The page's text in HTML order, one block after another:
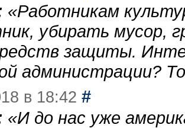
«Работникам
убирать мусор,
защиты.
администрации?
в 18:42 #
«И до нас уже